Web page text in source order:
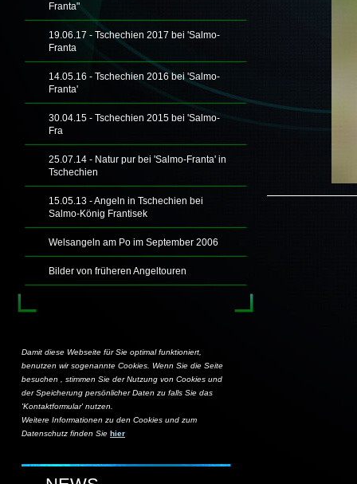
Franta"
19.06.17 - Tschechien 2017 bei 'Salmo-
Franta
14.05.16 - Tschechien 2016 bei 'Salmo-
Franta'
30.04.15 - Tschechien 2015 bei 'Salmo-
Fra
25.07.14 - Natur pur bei 'Salmo-Franta' in
Tschechien
15.05.13 - Angeln in Tschechien bei
Salmo-König Frantisek
Welsangeln am Po im September 2006
Bilder von früheren Angeltouren
Damit diese Webseite für Sie optimal funktioniert,
benutzen wir sogenannte Cookies. Wenn Sie die Seite
besuchen , stimmen Sie der Nutzung von Cookies und
der Speicherung persönlicher Daten zu falls Sie das
'Kontaktformular' nutzen.
Weitere Informationen zu den Cookies und zum
Datenschutz finden Sie hier